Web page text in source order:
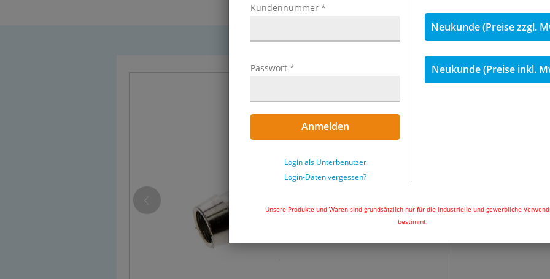
Kundennummer *
Passwort *
Anmelden
Login als Unterbenutzer
Login-Daten vergessen?
Neukunde (Preise zzgl.
Neukunde (Preise inkl.
Unsere Produkte und Waren sind grundsätzlich nur für die industrielle und gewerbliche
bestimmt.
inkl. MwSt.
4,43 € inkl. 19
Sofort ab
Uhr und wir